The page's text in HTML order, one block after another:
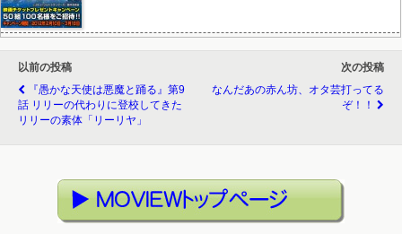
以前の投稿
『愚かな天使は悪魔と踊る』第9
話 リリーの代わりに登校してきた
リリーの素体「リーリヤ」
次の投稿
なんだあの赤ん坊、オタ芸打ってる
ぞ！！